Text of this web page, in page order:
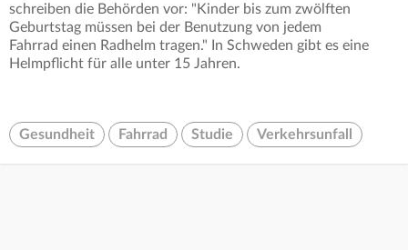
schreiben die Behörden vor: "Kinder bis zum zwölften
Geburtstag müssen bei der Benutzung von jedem
Fahrrad einen Radhelm tragen." In Schweden gibt es eine
Helmpflicht für alle unter 15 Jahren.
Gesundheit Fahrrad Studie Verkehrsunfall